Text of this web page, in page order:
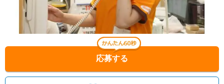
応募する